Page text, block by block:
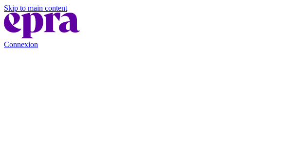
Skip to main content
Connexion